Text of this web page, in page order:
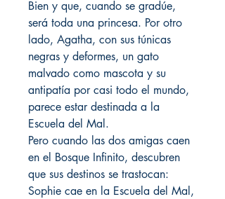
Bien y que, cuando se gradúe,
será toda una princesa. Por otro
lado, Agatha, con sus túnicas
negras y deformes, un gato
malvado como mascota y su
antipatía por casi todo el mundo,
parece estar destinada a la
Escuela del Mal.
Pero cuando las dos amigas caen
en el Bosque Infinito, descubren
que sus destinos se trastocan:
Sophie cae en la Escuela del Mal,